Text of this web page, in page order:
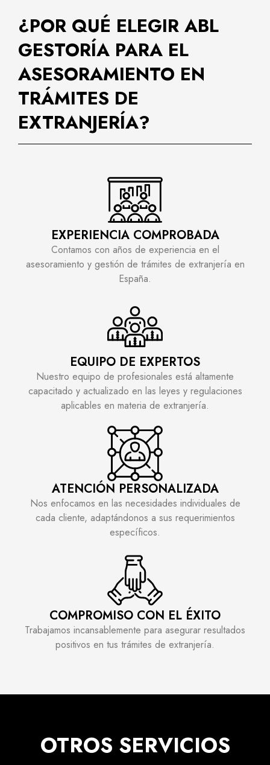
¿POR QUÉ ELEGIR ABL
GESTORÍA PARA EL
ASESORAMIENTO EN
TRÁMITES DE
EXTRANJERÍA?
EXPERIENCIA COMPROBADA
Contamos con años de experiencia en el
asesoramiento y gestión de trámites de extranjería en
España.
EQUIPO DE EXPERTOS
Nuestro equipo de profesionales está altamente
capacitado y actualizado en las leyes y regulaciones
aplicables en materia de extranjería.
ATENCIÓN PERSONALIZADA
Nos enfocamos en las necesidades individuales de
cada cliente, adaptándonos a sus requerimientos
específicos.
COMPROMISO CON EL ÉXITO
Trabajamos incansablemente para asegurar resultados
positivos en tus trámites de extranjería.
OTROS SERVICIOS